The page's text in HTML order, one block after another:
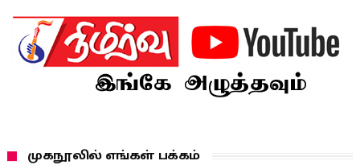
முகநூலில் எங்கள் பக்கம்